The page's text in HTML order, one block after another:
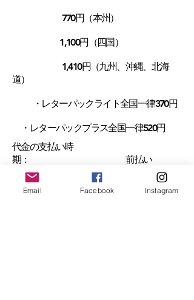
770円（本州）
1,100円（四国）
1,410円（九州、沖縄、北海
道）
・レターパックライト全国一律370円
・レターパックプラス全国一律520円
代金の支払い時
期： 前払い
代金支払い方
法： クレジット
カード決済（Visa、Mastercard、American
Email Facebook Instagram